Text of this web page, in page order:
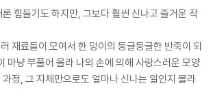
힘들기도 하지만, 그보다 훨씬 신나고 즐거운 작
재료들이 모여서 한 덩이의 둥글둥글한 반죽이 되
마냥 부풀어 올라 나의 손에 의해 사랑스러운 모양
정, 그 자체만으로도 얼마나 신나는 일인지 몰라